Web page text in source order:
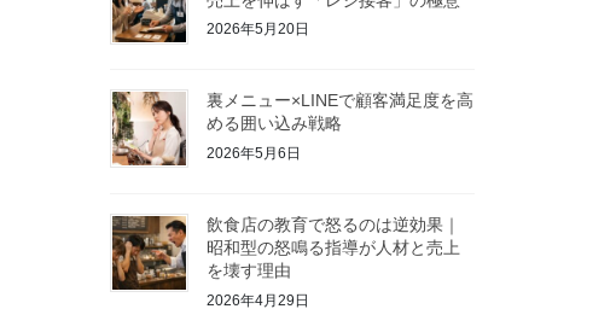
2026年5月20日
裏メニュー×LINEで顧客満足度を高
める囲い込み戦略
2026年5月6日
飲食店の教育で怒るのは逆効果｜
昭和型の怒鳴る指導が人材と売上
を壊す理由
2026年4月29日